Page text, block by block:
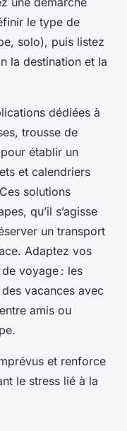
le type de
solo), puis listez
la destination et la
dédiées à
trousse de
établir un
et calendriers
solutions
qu’il s’agisse
un transport
Adaptez vos
voyage : les
vacances avec
amis ou
et renforce
le stress lié à la